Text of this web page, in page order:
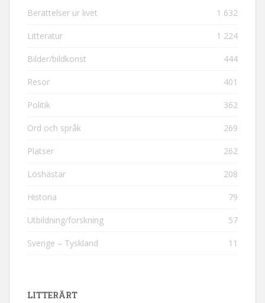
Berättelser ur livet 1 632
Litteratur 1 224
Bilder/bildkonst 444
Resor 401
Politik 362
Ord och språk 269
Platser 262
Löshästar 208
Historia 79
Utbildning/forskning 57
Sverige – Tyskland 11
LITTERÄRT